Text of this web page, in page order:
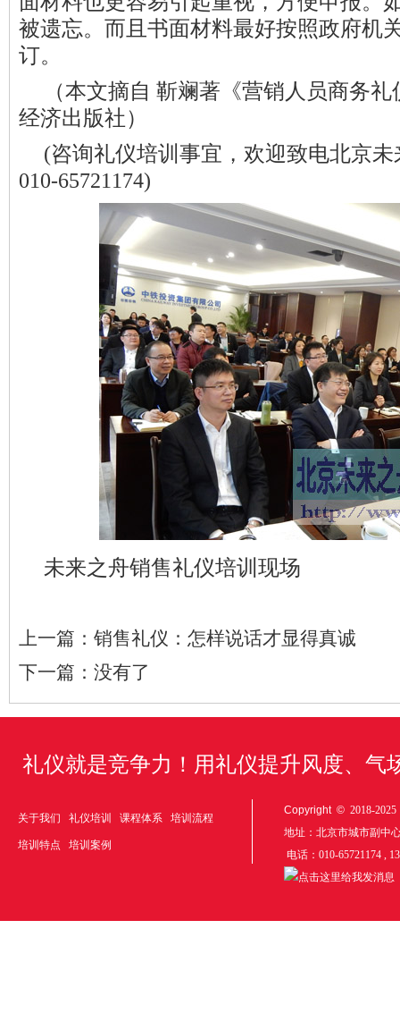
被遗忘。而且书面材料最好按照政府机
订。
（本文摘自 靳斓著《营销人员商务
经济出版社）
(咨询礼仪培训事宜，欢迎致电北京
010-65721174)
未来之舟销售礼仪培训现场
上一篇： 销售礼仪：怎样说话才显得真诚
下一篇： 没有了
礼仪就是竞争力！用礼仪提升风度、气
关于我们 礼仪培训 课程体系 培训流程
培训特点 培训案例
Copyright © 2018-
地址：北京市城市副中
电话：010-65721174 ,